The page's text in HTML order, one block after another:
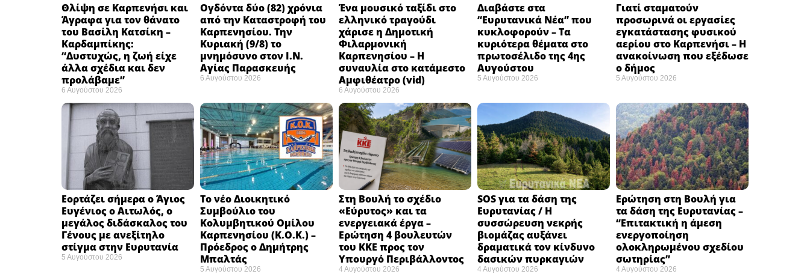
Θλίψη σε Καρπενήσι και
Άγραφα για τον θάνατο
του Βασίλη Κατσίκη –
Καρδαμπίκης:
“Δυστυχώς, η ζωή είχε
άλλα σχέδια και δεν
προλάβαμε”
6 Αυγούστου 2026
Ογδόντα δύο (82) χρόνια
από την Καταστροφή του
Καρπενησίου. Την
Κυριακή (9/8) το
μνημόσυνο στον Ι.Ν.
Αγίας Παρασκευής
6 Αυγούστου 2026
Ένα μουσικό ταξίδι στο
ελληνικό τραγούδι
χάρισε η Δημοτική
Φιλαρμονική
Καρπενησίου – Η
συναυλία στο κατάμεστο
Αμφιθέατρο (vid)
6 Αυγούστου 2026
Διαβάστε στα
“Ευρυτανικά Νέα” που
κυκλοφορούν – Τα
κυριότερα θέματα στο
πρωτοσέλιδο της 4ης
Αυγούστου
5 Αυγούστου 2026
Γιατί σταματούν
προσωρινά οι εργασίες
εγκατάστασης φυσικού
αερίου στο Καρπενήσι – Η
ανακοίνωση που εξέδωσε
ο δήμος
5 Αυγούστου 2026
Εορτάζει σήμερα ο Άγιος
Ευγένιος ο Αιτωλός, ο
μεγάλος διδάσκαλος του
Γένους με ανεξίτηλο
στίγμα στην Ευρυτανία
5 Αυγούστου 2026
Το νέο Διοικητικό
Συμβούλιο του
Κολυμβητικού Ομίλου
Καρπενησίου (Κ.Ο.Κ.) –
Πρόεδρος ο Δημήτρης
Μπαλτάς
5 Αυγούστου 2026
Στη Βουλή το σχέδιο
«Εύρυτος» και τα
ενεργειακά έργα –
Ερώτηση 4 βουλευτών
του ΚΚΕ προς τον
Υπουργό Περιβάλλοντος
4 Αυγούστου 2026
SOS για τα δάση της
Ευρυτανίας / Η
συσσώρευση νεκρής
βιομάζας αυξάνει
δραματικά τον κίνδυνο
δασικών πυρκαγιών
4 Αυγούστου 2026
Ερώτηση στη Βουλή για
τα δάση της Ευρυτανίας –
“Eπιτακτική η άμεση
ενεργοποίηση
ολοκληρωμένου σχεδίου
σωτηρίας”
4 Αυγούστου 2026